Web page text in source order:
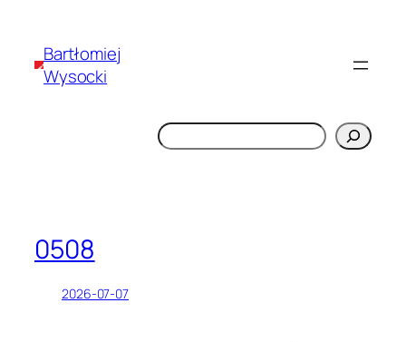
Bartłomiej
Wysocki
Szukaj
0508
2026-07-07